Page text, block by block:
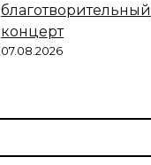
благотворительный
концерт
07.08.2026